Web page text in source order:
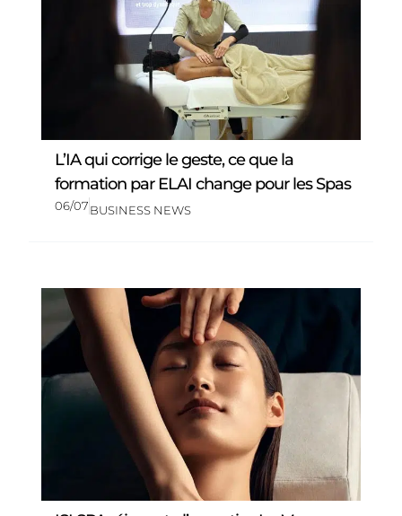
L’IA qui corrige le geste, ce que la
formation par ELAI change pour les Spas
06/07BUSINESS NEWS